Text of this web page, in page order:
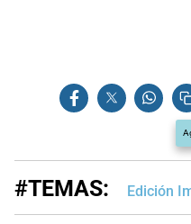
#TEMAS: Edición